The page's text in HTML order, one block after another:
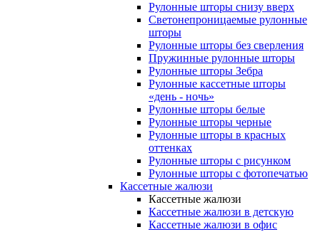
Рулонные шторы снизу вверх
Светонепроницаемые рулонные
шторы
Рулонные шторы без сверления
Пружинные рулонные шторы
Рулонные шторы Зебра
Рулонные кассетные шторы
«день - ночь»
Рулонные шторы белые
Рулонные шторы черные
Рулонные шторы в красных
оттенках
Рулонные шторы с рисунком
Рулонные шторы с фотопечатью
Кассетные жалюзи
Кассетные жалюзи
Кассетные жалюзи в детскую
Кассетные жалюзи в офис